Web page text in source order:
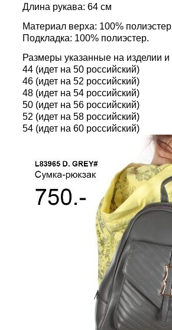
Длина рукава: 64 см
Материал верха: 100%
Подкладка: 100% полиэстер.
Размеры указанные на изделии и
44 (идет на 50 российский)
46 (идет на 52 российский)
48 (идет на 54 российский)
50 (идет на 56 российский)
52 (идет на 58 российский)
54 (идет на 60 российский)